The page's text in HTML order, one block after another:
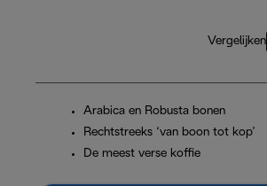
Vergelijken
Arabica en Robusta bonen
Rechtstreeks ‘van boon tot kop’
De meest verse koffie